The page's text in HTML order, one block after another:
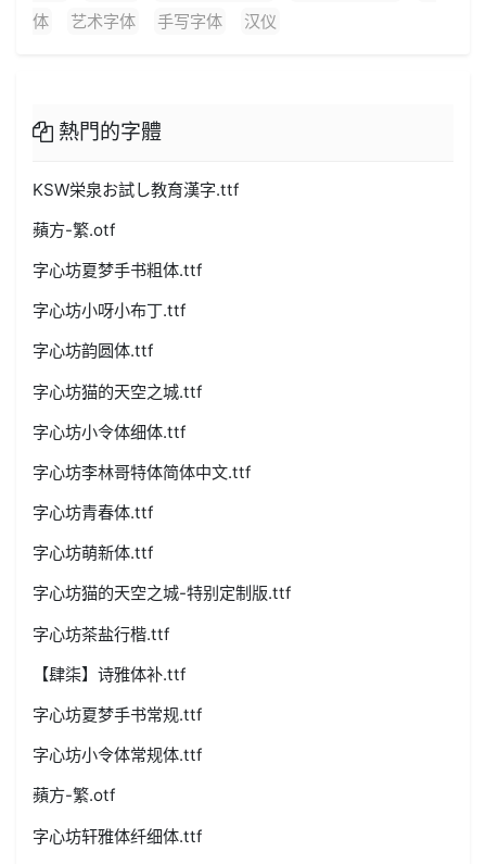
体 艺术字体 手写字体 汉仪
熱門的字體
KSW栄泉お試し教育漢字.ttf
蘋方-繁.otf
字心坊夏梦手书粗体.ttf
字心坊小呀小布丁.ttf
字心坊韵圆体.ttf
字心坊猫的天空之城.ttf
字心坊小令体细体.ttf
字心坊李林哥特体简体中文.ttf
字心坊青春体.ttf
字心坊萌新体.ttf
字心坊猫的天空之城-特别定制版.ttf
字心坊茶盐行楷.ttf
【肆柒】诗雅体补.ttf
字心坊夏梦手书常规.ttf
字心坊小令体常规体.ttf
蘋方-繁.otf
字心坊轩雅体纤细体.ttf